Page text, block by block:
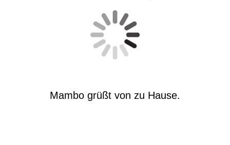
Mambo grüßt von zu Hause.